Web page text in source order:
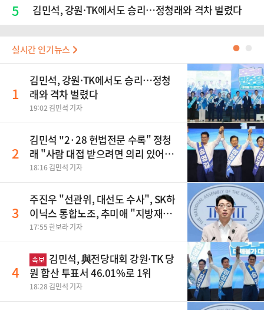
5 김민석, 강원·TK에서도 승리…정청래와 격차 벌렸다
실시간 인기뉴스 ●
1
김민석, 강원·TK에서도 승리…정청
래와 격차 벌렸다
19:02 김민석 기자
2
김민석 "2·28 헌법전문 수록" 정청
래 "사람 대접 받으려면 의리 있어야"
송영길 "조국혁신당 합당 반대"
18:16 김민석 기자
3
주진우 "선관위, 대선도 수사", SK하
이닉스 통합노조, 추미애 "지방재정
바꿔야", 세제개편 이달 정리 등
17:55 한보라 기자
4
속보 김민석, 與전당대회 강원·TK 당
원 합산 투표서 46.01%로 1위
18:28 김민석 기자